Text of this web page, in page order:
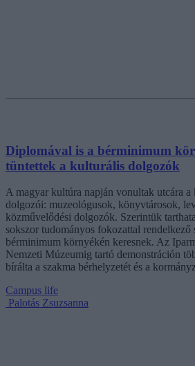
Diplomával is a bérminimum
tüntettek a kulturális dolgozók
A magyar kultúra napján vonultak utcára
dolgozói: muzeológusok, könyvtárosok,
közművelődési dolgozók. Szerintük
sokszor tudományos fokozattal rendelkező
bérminimum környékén keresnek. Az
Nemzeti Múzeumig tartó demonstráción
bírálta a szakma bérhelyzetét és a
Campus life
Palotás Zsuzsanna